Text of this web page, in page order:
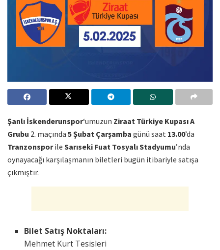
Şanlı İskenderunspor‘umuzun Ziraat Türkiye Kupası A
Grubu 2. maçında 5 Şubat Çarşamba günü saat 13.00’da
Tranzonsporile Sarıseki Fuat Tosyalı Stadyumu’nda
oynayacağı karşılaşmanın biletleri bugün itibariyle satışa
çıkmıştır.
Bilet Satış Noktaları:
Mehmet Kurt Tesisleri